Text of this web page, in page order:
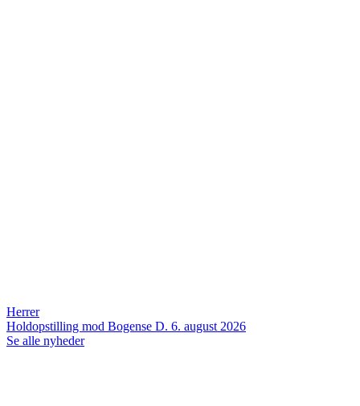
Herrer
Holdopstilling mod Bogense D. 6. august 2026
Se alle nyheder